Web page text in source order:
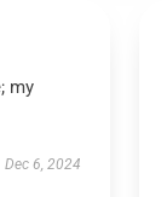
my
Dec 6, 2024